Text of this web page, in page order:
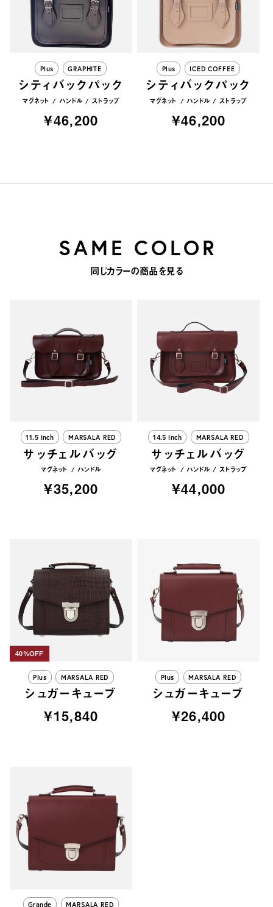
Plus GRAPHITE
シティバックパック
マグネット ハンドル ストラップ
¥46,200
Plus ICED COFFEE
シティバックパック
マグネット ハンドル ストラップ
¥46,200
SAME COLOR
同じカラーの商品を見る
11.5 inch MARSALA RED
サッチェルバッグ
マグネット ハンドル
¥35,200
14.5 inch MARSALA RED
サッチェルバッグ
マグネット ハンドル ストラップ
¥44,000
40%OFF
Plus MARSALA RED
シュガーキューブ
¥15,840
Plus MARSALA RED
シュガーキューブ
¥26,400
Grande MARSALA RED